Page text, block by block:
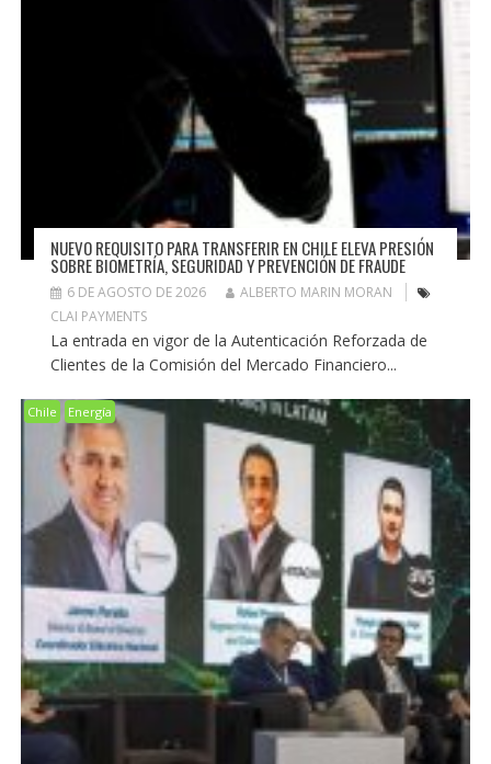
NUEVO REQUISITO PARA TRANSFERIR EN CHILE ELEVA PRESIÓN
SOBRE BIOMETRÍA, SEGURIDAD Y PREVENCIÓN DE FRAUDE
6 DE AGOSTO DE 2026
ALBERTO MARIN MORAN
CLAI PAYMENTS
La entrada en vigor de la Autenticación Reforzada de
Clientes de la Comisión del Mercado Financiero...
Chile Energía